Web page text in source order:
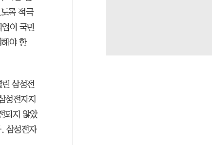
록 적극
이 국민
야 한
삼성전
성전자지
되지 않았
삼성전자